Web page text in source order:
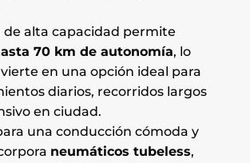
de alta capacidad permite
70 km de autonomía, lo
en una opción ideal para
diarios, recorridos largos
en ciudad.
una conducción cómoda y
neumáticos tubeless,